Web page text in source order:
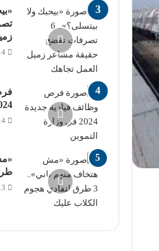
14
2024 في
14
13